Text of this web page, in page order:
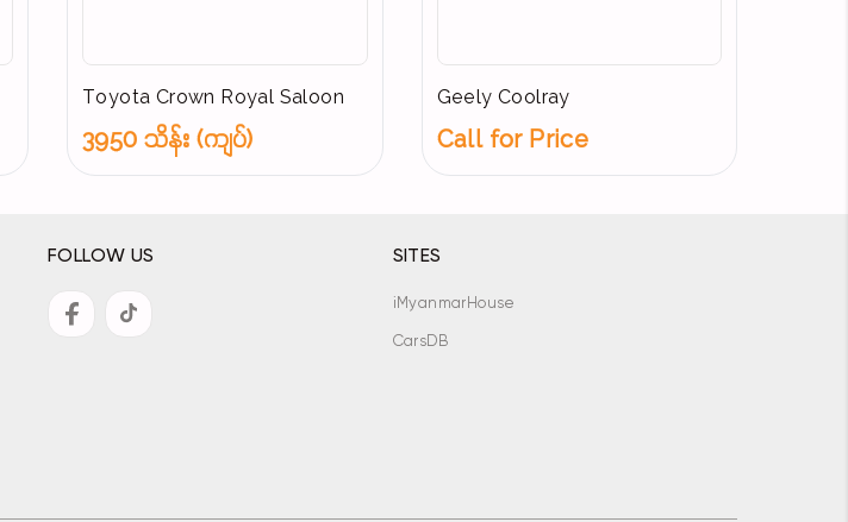
Toyota Crown Royal Saloon
3950 သိန်း (ကျပ်)
Geely Coolray
Call for Price
FOLLOW US SITES
iMyanmarHouse
CarsDB